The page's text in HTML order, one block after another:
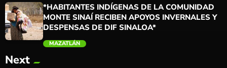
*HABITANTES INDÍGENAS DE LA COMUNIDAD
MONTE SINAÍ RECIBEN APOYOS INVERNALES Y
DESPENSAS DE DIF SINALOA*
MAZATLÁN
Next